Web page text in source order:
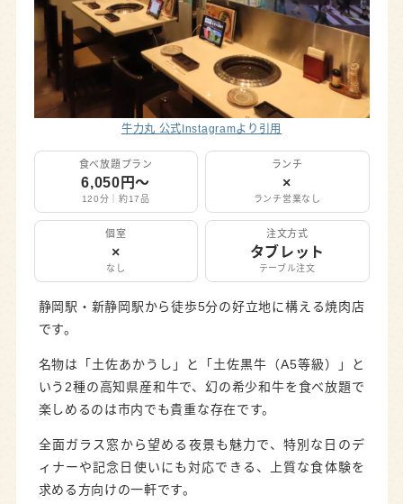
牛力丸 公式Instagramより引用
食べ放題プラン
6,050円〜
120分｜約17品
ランチ
×
ランチ営業なし
個室
×
なし
注文方式
タブレット
テーブル注文
静岡駅・新静岡駅から徒歩5分の好立地に構える焼肉店
です。
名物は「土佐あかうし」と「土佐黒牛（A5等級）」と
いう2種の高知県産和牛で、幻の希少和牛を食べ放題で
楽しめるのは市内でも貴重な存在です。
全面ガラス窓から望める夜景も魅力で、特別な日のデ
ィナーや記念日使いにも対応できる、上質な食体験を
求める方向けの一軒です。